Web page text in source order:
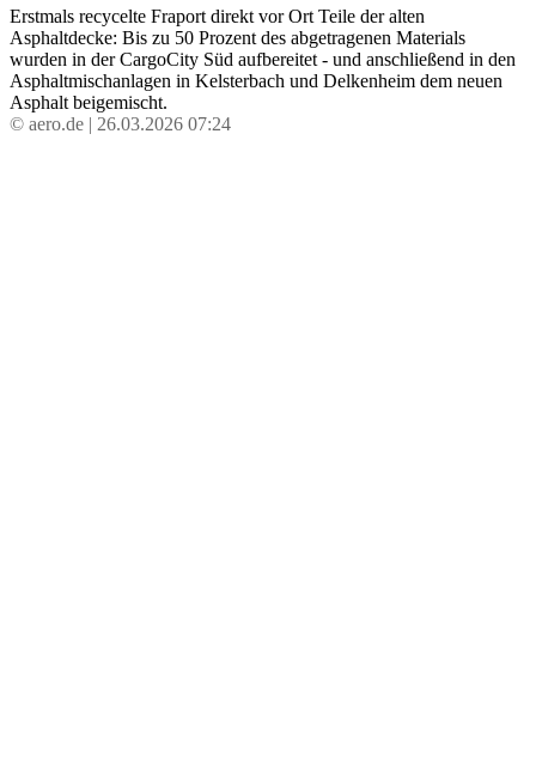
Erstmals recycelte Fraport direkt vor Ort Teile der alten
Asphaltdecke: Bis zu 50 Prozent des abgetragenen Materials
wurden in der CargoCity Süd aufbereitet - und anschließend in den
Asphaltmischanlagen in Kelsterbach und Delkenheim dem neuen
Asphalt beigemischt.
© aero.de | 26.03.2026 07:24